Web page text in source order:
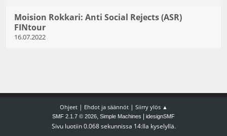
Moision Rokkari: Anti Social Rejects (ASR)
FINtour
16.07.2022
Ohjeet| Ehdot ja säännöt| Siirry ylös ▲
SMF 2.1.7 © 2026, Simple Machines idesignSMF
Sivu luotiin 0.068 sekunnissa 14:lla kyselyllä.